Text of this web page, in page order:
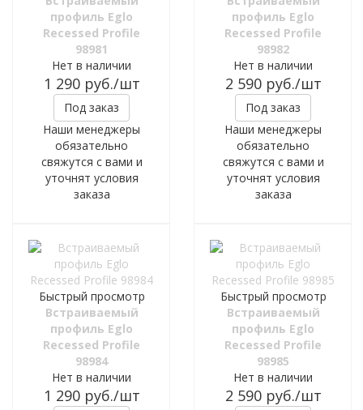
профиль Eglo
Recessed Profile
98981
Нет в наличии
1 290руб./шт
Под заказ
Наши менеджеры
обязательно
свяжутся с вами и
уточнят условия
заказа
профиль Eglo
Recessed Profile
98982
Нет в наличии
2 590руб./шт
Под заказ
Наши менеджеры
обязательно
свяжутся с вами и
уточнят условия
заказа
Быстрый просмотр
Встраиваемый
профиль Eglo
Recessed Profile
98984
Нет в наличии
1 290руб./шт
Быстрый просмотр
Встраиваемый
профиль Eglo
Recessed Profile
98985
Нет в наличии
2 590руб./шт